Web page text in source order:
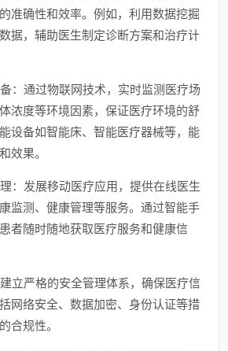
准确性和效率。例如，利用数据挖掘
据，辅助医生制定诊断方案和治疗计
：通过物联网技术，实时监测医疗场
浓度等环境因素，保证医疗环境的舒
设备如智能床、智能医疗器械等，能
效果。
：发展移动医疗应用，提供在线医生
监测、健康管理等服务。通过智能手
者随时随地获取医疗服务和健康信
立严格的安全管理体系，确保医疗信
网络安全、数据加密、身份认证等措
合规性。